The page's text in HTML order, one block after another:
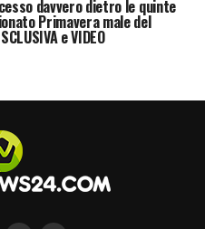
davvero dietro le quinte
Primavera male del
e VIDEO